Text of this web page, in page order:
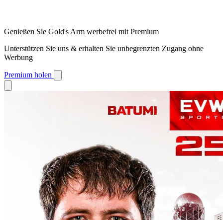
Genießen Sie Gold's Arm werbefrei mit Premium
Unterstützen Sie uns & erhalten Sie unbegrenzten Zugang ohne
Werbung
Premium holen